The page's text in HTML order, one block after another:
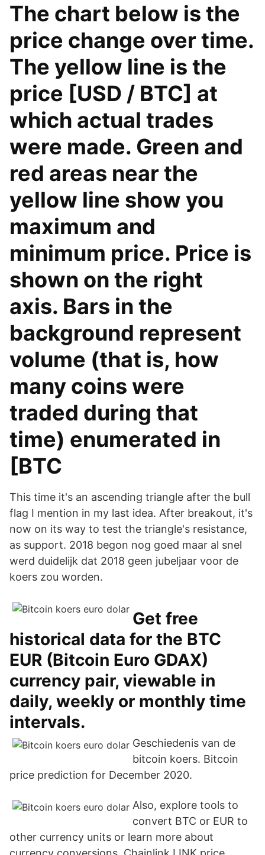
The chart below is the
price change over time.
The yellow line is the
price [USD / BTC] at
which actual trades
were made. Green and
red areas near the
yellow line show you
maximum and
minimum price. Price is
shown on the right
axis. Bars in the
background represent
volume (that is, how
many coins were
traded during that
time) enumerated in
[BTC
This time it's an ascending triangle after the bull
flag I mention in my last idea. After breakout, it's
now on its way to test the triangle's resistance,
as support. 2018 begon nog goed maar al snel
werd duidelijk dat 2018 geen jubeljaar voor de
koers zou worden.
Get free
historical data for the BTC
EUR (Bitcoin Euro GDAX)
currency pair, viewable in
daily, weekly or monthly time
intervals.
Geschiedenis van de
bitcoin koers. Bitcoin
price prediction for December 2020.
Also, explore tools to
convert BTC or EUR to
other currency units or learn more about